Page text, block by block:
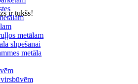
metālam
slīpēšanai
metāla
ir tukšs!